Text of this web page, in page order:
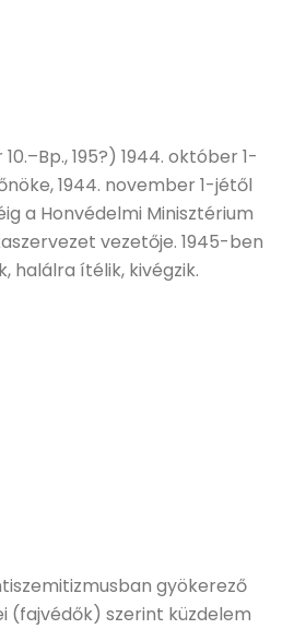
195?) 1944. október 1-
1944. november 1-jétől
a Honvédelmi Minisztérium
vezetője. 1945-ben
halálra ítélik, kivégzik.
gyökerező
(fajvédők) szerint küzdelem